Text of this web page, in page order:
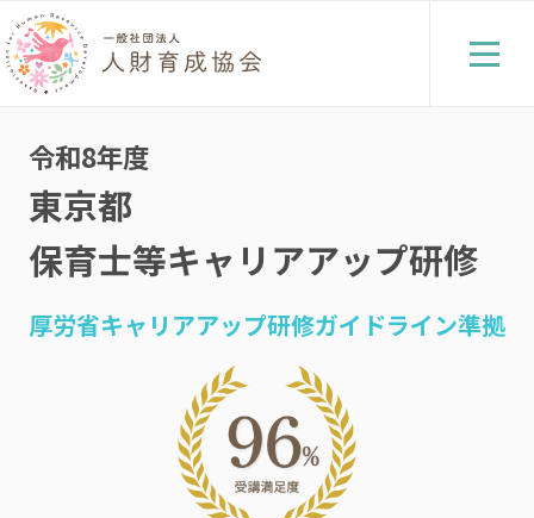
令和8年度
東京都
保育士等キャリアアップ研修
厚労省キャリアアップ研修ガイドライン準拠